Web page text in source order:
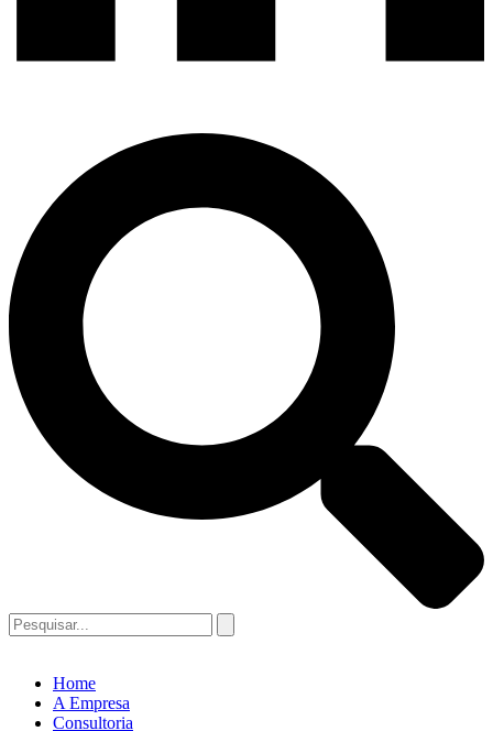
Home
A Empresa
Consultoria